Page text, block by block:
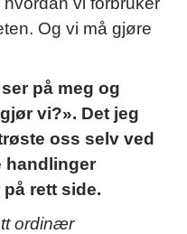
Og vi må gjøre
på meg og
vi?». Det jeg
oss selv ved
handlinger
rett side.
ordinær